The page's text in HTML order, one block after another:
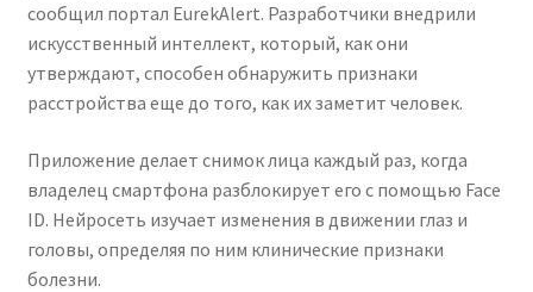
сообщил портал EurekAlert. Разработчики внедрили
искусственный интеллект, который, как они
утверждают, способен обнаружить признаки
расстройства еще до того, как их заметит человек.
Приложение делает снимок лица каждый раз, когда
владелец смартфона разблокирует его с помощью Face
ID. Нейросеть изучает изменения в движении глаз и
головы, определяя по ним клинические признаки
болезни.